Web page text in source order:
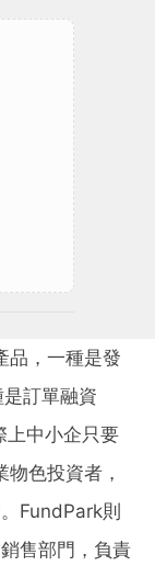
品，一種是發
訂單融資
上中小企只要
色投資者，
FundPark則
售部門，負責